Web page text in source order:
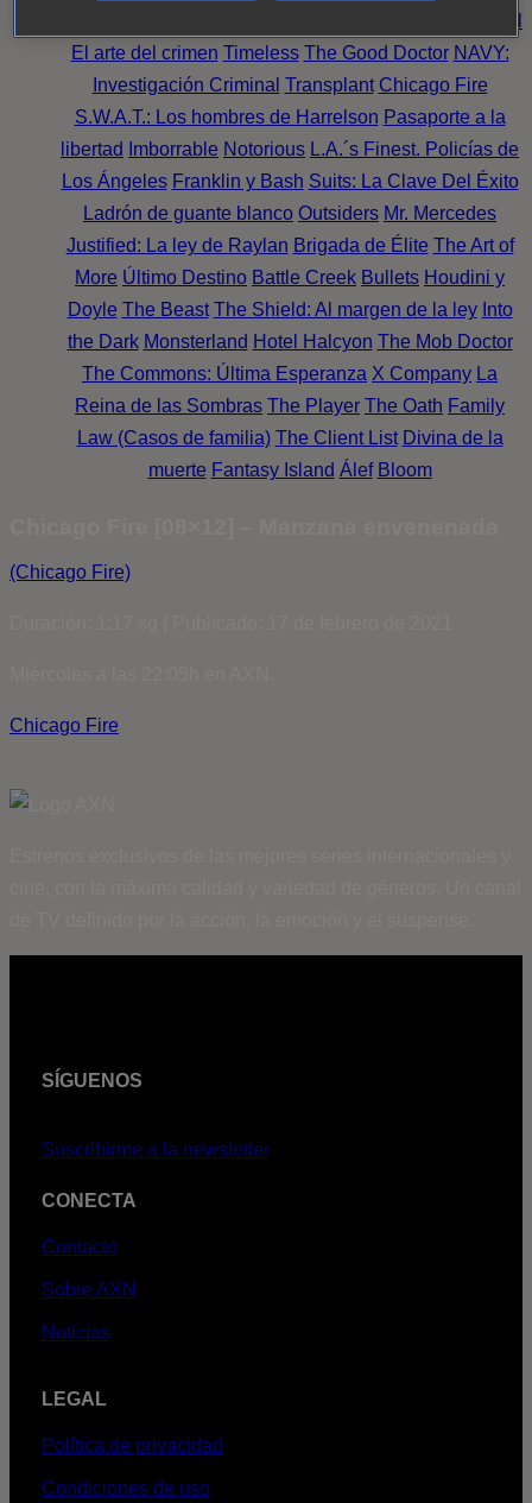
El arte del crimen Timeless The Good Doctor NAVY:
Investigación Criminal Transplant Chicago Fire
S.W.A.T.: Los hombres de Harrelson Pasaporte a la
libertad
Imborrable Notorious L.A.´s Finest. Policías de
Los Ángeles Franklin y Bash Suits: La Clave Del Éxito
Ladrón de guante blanco Outsiders Mr. Mercedes
Justified: La ley de Raylan Brigada de Élite The Art of
More Último Destino Battle Creek Bullets Houdini y
Doyle The Beast The Shield: Al margen de la ley Into
the Dark Monsterland Hotel Halcyon The Mob Doctor
The Commons: Última Esperanza X Company La
Reina de las Sombras The Player The Oath Family
Law (Casos de familia) The Client List Divina de la
muerte Fantasy Island Álef Bloom
(Chicago Fire)
Chicago Fire
SÍGUENOS
Suscribirme a la newsletter
CONECTA
Contacto
Sobre AXN
Noticias
LEGAL
Política de privacidad
Condiciones de uso